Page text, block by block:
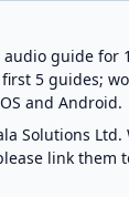
guide for
5 guides;
and Android.
Solutions Ltd.
link them